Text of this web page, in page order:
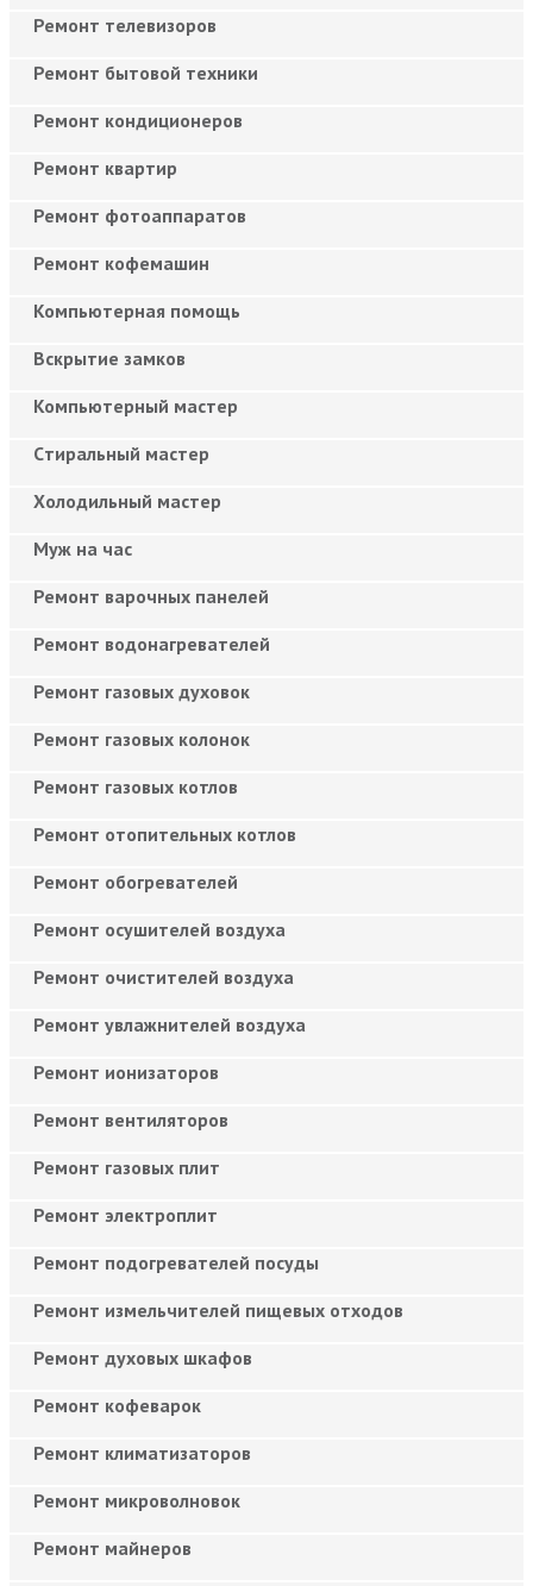
Ремонт телевизоров
Ремонт бытовой техники
Ремонт кондиционеров
Ремонт квартир
Ремонт фотоаппаратов
Ремонт кофемашин
Компьютерная помощь
Вскрытие замков
Компьютерный мастер
Cтиральный мастер
Холодильный мастер
Муж на час
Ремонт варочных панелей
Ремонт водонагревателей
Ремонт газовых духовок
Ремонт газовых колонок
Ремонт газовых котлов
Ремонт отопительных котлов
Ремонт обогревателей
Ремонт осушителей воздуха
Ремонт очистителей воздуха
Ремонт увлажнителей воздуха
Ремонт ионизаторов
Ремонт вентиляторов
Ремонт газовых плит
Ремонт электроплит
Ремонт подогревателей посуды
Ремонт измельчителей пищевых отходов
Ремонт духовых шкафов
Ремонт кофеварок
Ремонт климатизаторов
Ремонт микроволновок
Ремонт майнеров